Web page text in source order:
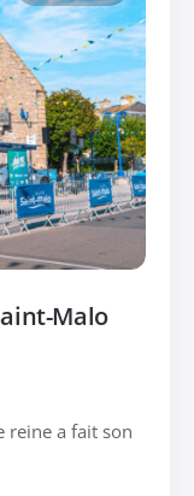
Malo
reine a fait son